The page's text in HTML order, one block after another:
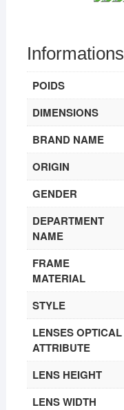
POIDS
DIMENSIONS
BRAND NAME
ORIGIN
GENDER
DEPARTMENT
NAME
FRAME
MATERIAL
STYLE
LENSES OPTICAL
ATTRIBUTE
LENS HEIGHT
LENS WIDTH